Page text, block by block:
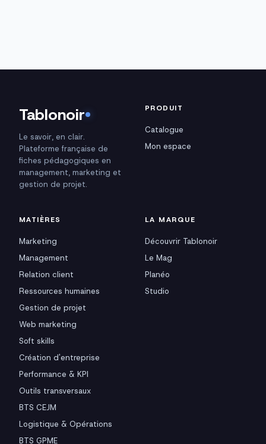
Tablonoir
Le savoir, en clair.
Plateforme française de
fiches pédagogiques en
management, marketing et
gestion de projet.
PRODUIT
Catalogue
Mon espace
MATIÈRES
Marketing
Management
Relation client
Ressources humaines
Gestion de projet
Web marketing
Soft skills
Création d'entreprise
Performance & KPI
Outils transversaux
BTS CEJM
Logistique & Opérations
BTS GPME
LA MARQUE
Découvrir Tablonoir
Le Mag
Planéo
Studio